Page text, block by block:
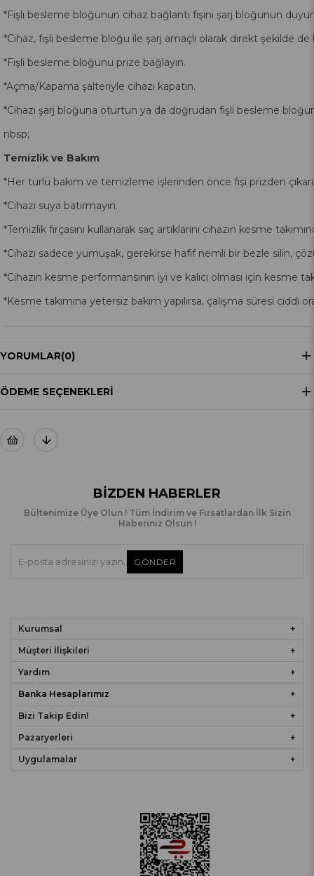
*Fişli besleme bloğunun cihaz bağlantı fişini şarj bloğunun
*Cihaz, fişli besleme bloğu ile şarj amaçlı olarak direkt şekilde de
*Fişli besleme bloğunu prize bağlayın.
*Açma/Kapama şalteriyle cihazı kapatın.
*Cihazı şarj bloğuna oturtun ya da doğrudan fişli besleme
nbsp;
Temizlik ve Bakım
*Her türlü bakım ve temizleme işlerinden önce fişi prizden
*Cihazı suya batırmayın.
*Temizlik fırçasını kullanarak saç artıklarını cihazın kesme
*Cihazı sadece yumuşak, gerekirse hafif nemli bir bezle silin,
*Cihazın kesme performansının iyi ve kalıcı olması için kesme
*Kesme takımına yetersiz bakım yapılırsa, çalışma süresi ciddi
YORUMLAR(0)
ÖDEME SEÇENEKLERI
BIZDEN HABERLER
Bültenimize Üye Olun ! Tüm İndirim ve Fırsatlardan İlk Sizin
Haberiniz Olsun !
GÖNDER
Kurumsal
Müşteri İlişkileri
Yardım
Banka Hesaplarımız
Bizi Takip Edin!
Pazaryerleri
Uygulamalar